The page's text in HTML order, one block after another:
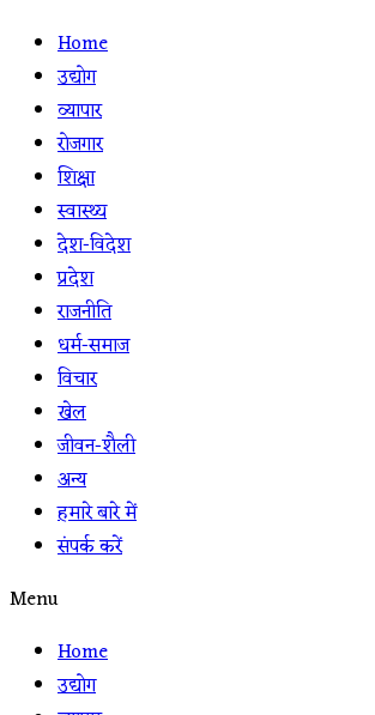
Home
उद्योग
व्यापार
रोजगार
शिक्षा
स्वास्थ्य
देश-विदेश
प्रदेश
राजनीति
धर्म-समाज
विचार
खेल
जीवन-शैली
अन्य
हमारे बारे में
संपर्क करें
Menu
Home
उद्योग